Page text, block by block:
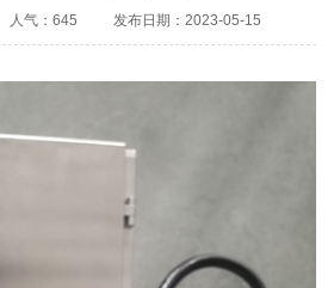
人气：645 发布日期：2023-05-15